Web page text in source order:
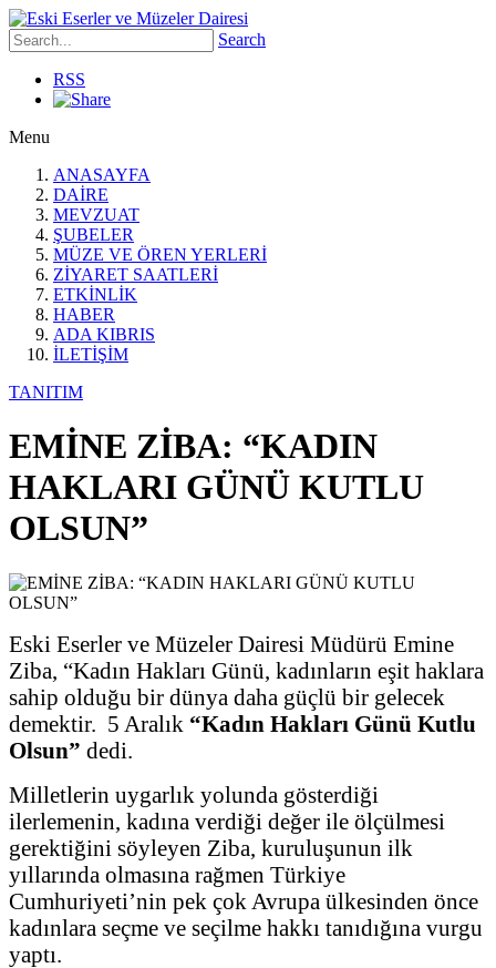
Search
RSS
Menu
ANASAYFA
DAİRE
MEVZUAT
ŞUBELER
MÜZE VE ÖREN YERLERİ
ZİYARET SAATLERİ
ETKİNLİK
HABER
ADA KIBRIS
İLETİŞİM
TANITIM
EMİNE ZİBA: “KADIN
HAKLARI GÜNÜ KUTLU
OLSUN”
Eski Eserler ve Müzeler Dairesi Müdürü Emine
Ziba, “Kadın Hakları Günü, kadınların eşit haklara
sahip olduğu bir dünya daha güçlü bir gelecek
demektir. 5 Aralık “Kadın Hakları Günü Kutlu
Olsun” dedi.
Milletlerin uygarlık yolunda gösterdiği
ilerlemenin, kadına verdiği değer ile ölçülmesi
gerektiğini söyleyen Ziba, kuruluşunun ilk
yıllarında olmasına rağmen Türkiye
Cumhuriyeti’nin pek çok Avrupa ülkesinden önce
kadınlara seçme ve seçilme hakkı tanıdığına vurgu
yaptı.